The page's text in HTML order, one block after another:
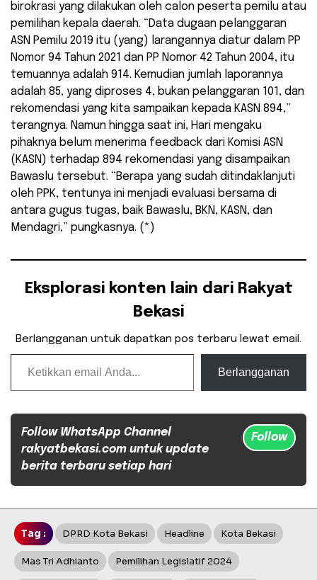
birokrasi yang dilakukan oleh calon peserta pemilu atau
pemilihan kepala daerah. “Data dugaan pelanggaran
ASN Pemilu 2019 itu (yang) larangannya diatur dalam PP
Nomor 94 Tahun 2021 dan PP Nomor 42 Tahun 2004, itu
temuannya adalah 914. Kemudian jumlah laporannya
adalah 85, yang diproses 4, bukan pelanggaran 101, dan
rekomendasi yang kita sampaikan kepada KASN 894,”
terangnya. Namun hingga saat ini, Hari mengaku
pihaknya belum menerima feedback dari Komisi ASN
(KASN) terhadap 894 rekomendasi yang disampaikan
Bawaslu tersebut. “Berapa yang sudah ditindaklanjuti
oleh PPK, tentunya ini menjadi evaluasi bersama di
antara gugus tugas, baik Bawaslu, BKN, KASN, dan
Mendagri,” pungkasnya. (*)
Eksplorasi konten lain dari Rakyat
Bekasi
Berlangganan untuk dapatkan pos terbaru lewat email.
Ketikkan email Anda...
Berlangganan
Follow WhatsApp Channel
rakyatbekasi.com untuk update
berita terbaru setiap hari
Follow
Tag : DPRD Kota Bekasi Headline Kota Bekasi
Mas Tri Adhianto Pemilihan Legislatif 2024